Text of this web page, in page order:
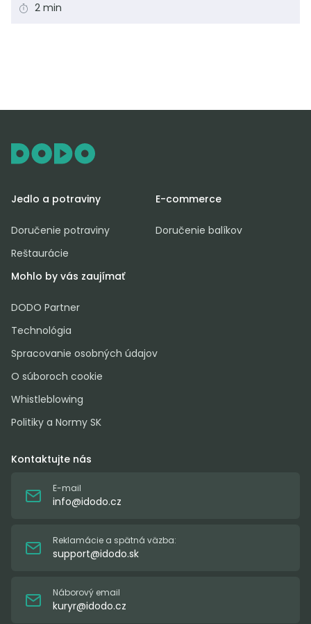
2 min
Jedlo a potraviny
Doručenie potraviny
Reštaurácie
E-commerce
Doručenie balíkov
Mohlo by vás zaujímať
DODO Partner
Technológia
Spracovanie osobných údajov
O súboroch cookie
Whistleblowing
Politiky a Normy SK
Kontaktujte nás
E-mail
info@idodo.cz
Reklamácie a spätná väzba:
support@idodo.sk
Náborový email
kuryr@idodo.cz